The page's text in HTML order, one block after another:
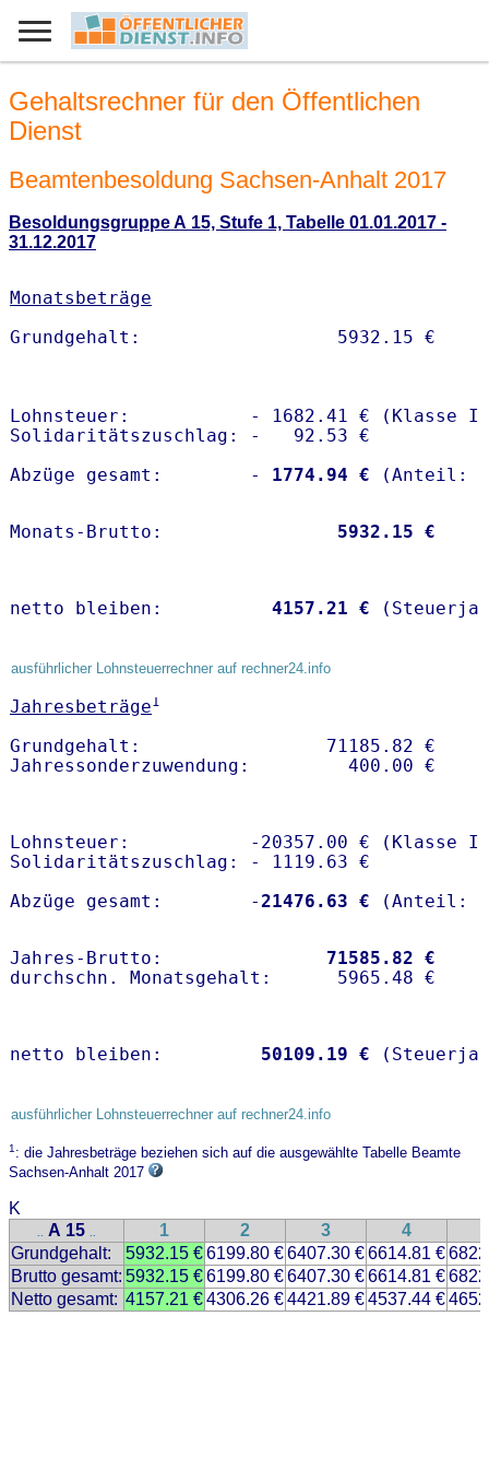
Gehaltsrechner für den Öffentlichen
Dienst
Beamtenbesoldung Sachsen-Anhalt 2017
Besoldungsgruppe A 15, Stufe 1, Tabelle 01.01.2017 -
31.12.2017
Monatsbeträge
Lohnsteuer:           - 1682.41 € (Klasse I)
Solidaritätszuschlag: -   92.53 €
Abzüge gesamt:        -
1774.94 €
Monats-Brutto: 5932.15 €
netto bleiben: 4157.21 €
ausführlicher Lohnsteuerrechner auf rechner24.info
Jahresbeträge1
Grundgehalt:                 71185.82 €
Lohnsteuer:           -20357.00 € (Klasse I)
Solidaritätszuschlag: - 1119.63 €
Abzüge gesamt:        -21476.63 €
Jahres-Brutto: 71585.82 €
netto bleiben: 50109.19 €
ausführlicher Lohnsteuerrechner auf rechner24.info
1: die Jahresbeträge beziehen sich auf die ausgewählte Tabelle Beamte
Sachsen-Anhalt 2017
K
.. A 15 .. 1 2 3 4
Grundgehalt:
5932.15 €6199.80 €6407.30 €6614.81 €
Brutto gesamt: 5932.15 €6199.80 €6407.30 €6614.81 €
Netto gesamt: 4157.21 €4306.26 €4421.89 €4537.44 €